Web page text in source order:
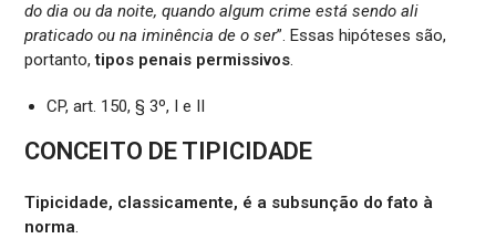
do dia ou da noite, quando algum crime está sendo ali
praticado ou na iminência de o ser”. Essas hipóteses são,
portanto,tipos penais permissivos.
CP, art. 150, § 3º, I e II
CONCEITO DE TIPICIDADE
Tipicidade, classicamente, é a subsunção do fato à
norma.